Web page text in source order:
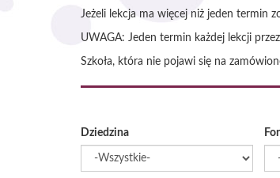
Jeżeli lekcja ma więcej niż jeden termin
UWAGA: Jeden termin każdej lekcji
Szkoła, która nie pojawi się na
Dziedzina